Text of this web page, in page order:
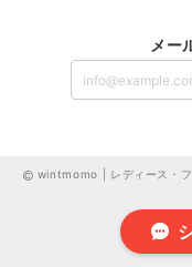
メー
wintmomo | レディース・フ